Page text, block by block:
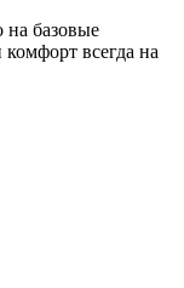
на базовые
всегда на